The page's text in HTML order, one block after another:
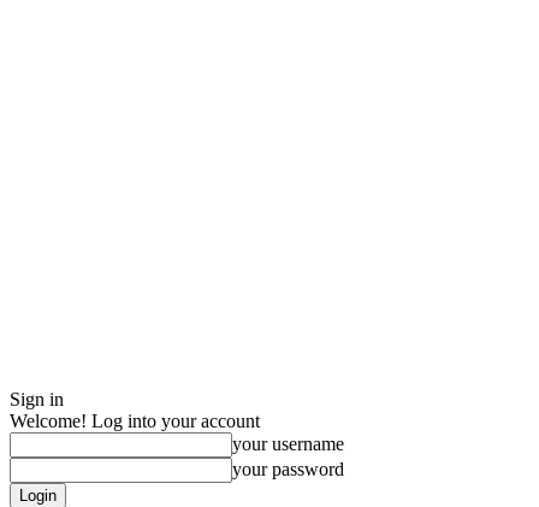
Sign in
Welcome! Log into your account
your username
your password